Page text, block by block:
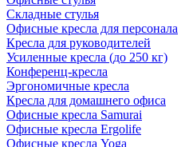
Складные стулья
Офисные кресла для персонала
Кресла для руководителей
Усиленные кресла (до 250 кг)
Конференц-кресла
Эргономичные кресла
Кресла для домашнего офиса
Офисные кресла Samurai
Офисные кресла Ergolife
Офисные кресла Yoga